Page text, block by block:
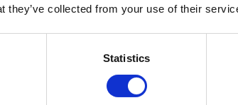
they’ve collected from your use of their
Statistics